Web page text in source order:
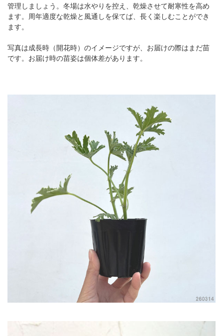
管理しましょう。冬場は水やりを控え、乾燥させて耐寒性を高め
ます。周年適度な乾燥と風通しを保てば、長く楽しむことができ
ます。
写真は成長時（開花時）のイメージですが、お届けの際はまだ苗
です。お届け時の苗姿は個体差があります。